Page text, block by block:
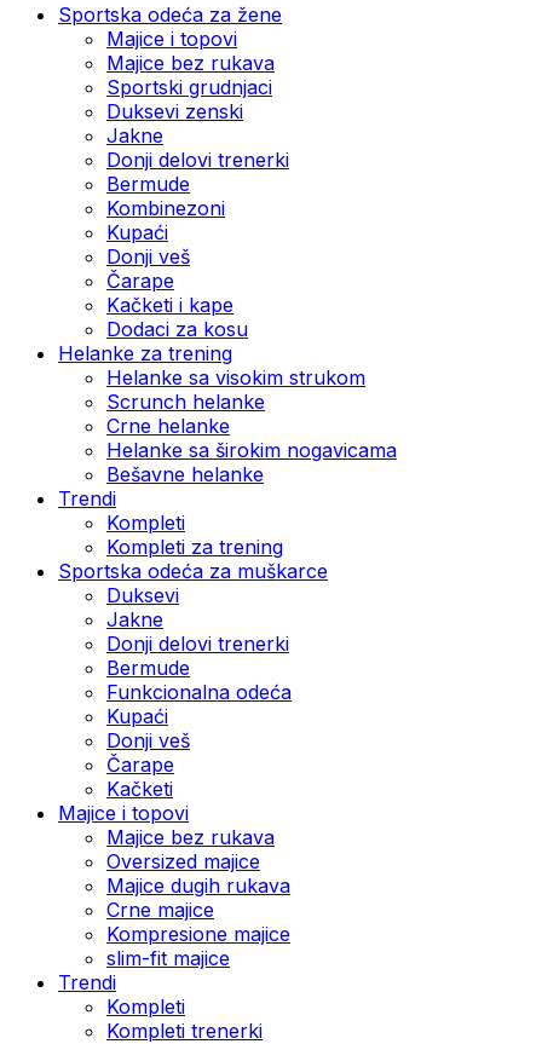
Sportska odeća za žene
Majice i topovi
Majice bez rukava
Sportski grudnjaci
Duksevi zenski
Jakne
Donji delovi trenerki
Bermude
Kombinezoni
Kupaći
Donji veš
Čarape
Kačketi i kape
Dodaci za kosu
Helanke za trening
Helanke sa visokim strukom
Scrunch helanke
Crne helanke
Helanke sa širokim nogavicama
Bešavne helanke
Trendi
Kompleti
Kompleti za trening
Sportska odeća za muškarce
Duksevi
Jakne
Donji delovi trenerki
Bermude
Funkcionalna odeća
Kupaći
Donji veš
Čarape
Kačketi
Majice i topovi
Majice bez rukava
Oversized majice
Majice dugih rukava
Crne majice
Kompresione majice
slim-fit majice
Trendi
Kompleti
Kompleti trenerki